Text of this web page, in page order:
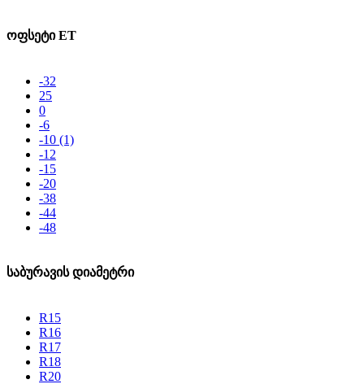
ოფსეტი ET
-32
25
0
-6
-10 (1)
-12
-15
-20
-38
-44
-48
საბურავის დიამეტრი
R15
R16
R17
R18
R20